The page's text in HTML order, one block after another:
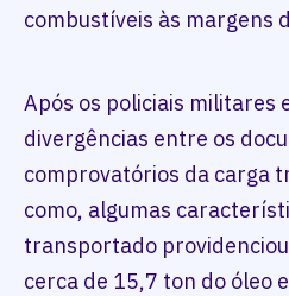
combustíveis às margens
Após os policiais militares
divergências entre os
comprovatórios da carga
como, algumas
transportado
cerca de 15,7 ton do óleo